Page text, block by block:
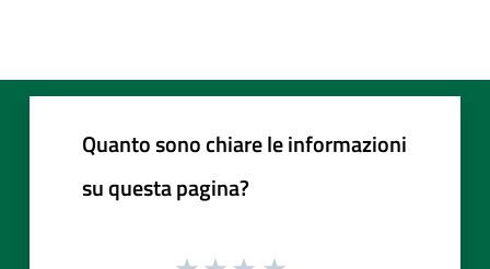
Quanto sono chiare le informazioni
su questa pagina?